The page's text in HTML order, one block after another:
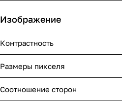
Изображение
Контрастность
Размеры пикселя
Соотношение сторон